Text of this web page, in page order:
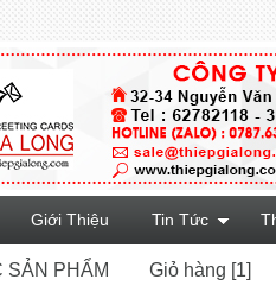
Giỏ hàng [1]
SẢN PHẨM
Giới Thiệu Tin Tức